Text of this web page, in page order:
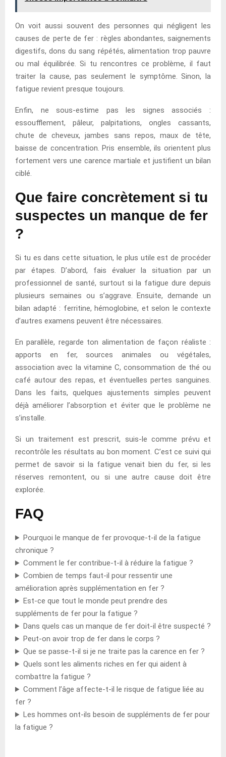
On voit aussi souvent des personnes qui négligent les
causes de perte de fer : règles abondantes, saignements
digestifs, dons du sang répétés, alimentation trop pauvre
ou mal équilibrée. Si tu rencontres ce problème, il faut
traiter la cause, pas seulement le symptôme. Sinon, la
fatigue revient presque toujours.
Enfin, ne sous-estime pas les signes associés :
essoufflement, pâleur, palpitations, ongles cassants,
chute de cheveux, jambes sans repos, maux de tête,
baisse de concentration. Pris ensemble, ils orientent plus
fortement vers une carence martiale et justifient un bilan
ciblé.
Que faire concrètement si tu
suspectes un manque de fer
?
Si tu es dans cette situation, le plus utile est de procéder
par étapes. D’abord, fais évaluer la situation par un
professionnel de santé, surtout si la fatigue dure depuis
plusieurs semaines ou s’aggrave. Ensuite, demande un
bilan adapté : ferritine, hémoglobine, et selon le contexte
d’autres examens peuvent être nécessaires.
En parallèle, regarde ton alimentation de façon réaliste :
apports en fer, sources animales ou végétales,
association avec la vitamine C, consommation de thé ou
café autour des repas, et éventuelles pertes sanguines.
Dans les faits, quelques ajustements simples peuvent
déjà améliorer l’absorption et éviter que le problème ne
s’installe.
Si un traitement est prescrit, suis-le comme prévu et
recontrôle les résultats au bon moment. C’est ce suivi qui
permet de savoir si la fatigue venait bien du fer, si les
réserves remontent, ou si une autre cause doit être
explorée.
FAQ
Pourquoi le manque de fer provoque-t-il de la fatigue
chronique ?
Comment le fer contribue-t-il à réduire la fatigue ?
Combien de temps faut-il pour ressentir une
amélioration après supplémentation en fer ?
Est-ce que tout le monde peut prendre des
suppléments de fer pour la fatigue ?
Dans quels cas un manque de fer doit-il être suspecté ?
Peut-on avoir trop de fer dans le corps ?
Que se passe-t-il si je ne traite pas la carence en fer ?
Quels sont les aliments riches en fer qui aident à
combattre la fatigue ?
Comment l’âge affecte-t-il le risque de fatigue liée au
fer ?
Les hommes ont-ils besoin de suppléments de fer pour
la fatigue ?